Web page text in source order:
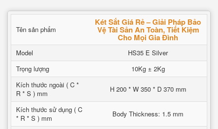
Tên sản phẩm
Két Sắt Giá Rẻ – Giải Pháp Bảo
Vệ Tài Sản An Toàn, Tiết Kiệm
Cho Mọi Gia Đình
Model
HS35 E Silver
Trọng lượng
10Kg ± 2Kg
Kích thước ngoài ( C *
R * S ) mm
H 200 * W 350 * D 370 mm
Kích thước sử dụng ( C
* R * S ) mm
Body Thickness: 1.5 mm